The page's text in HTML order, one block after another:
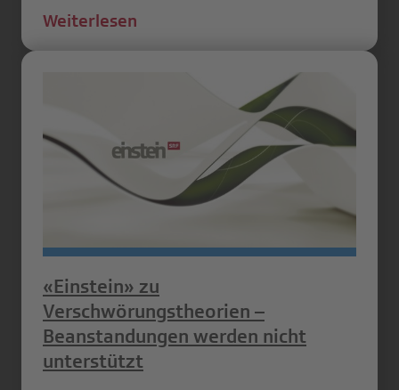
Weiterlesen
«Einstein» zu
Verschwörungstheorien –
Beanstandungen werden nicht
unterstützt